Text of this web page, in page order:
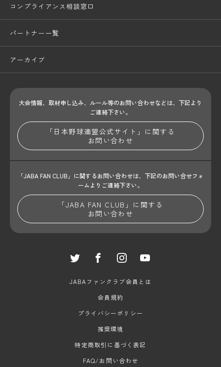
コンプライアンス相談窓口
パートナー一覧
アーカイブ
大会情報、取材申し込み、ルール等のお問い合わせなどは、下記より
ご連絡下さい。
「日本野球連盟公式サイト」に関する
お問い合わせ
「JABA FAN CLUB」に関するお問い合わせは、 下記のお問い合せフォ
ームよりご連絡下さい。
「JABA FAN CLUB」に関する
お問い合わせ
JABAファンクラブ会員とは
会員規約
プライバシーポリシー
推奨環境
特定商取引に基づく表記
FAQ/お問い合わせ